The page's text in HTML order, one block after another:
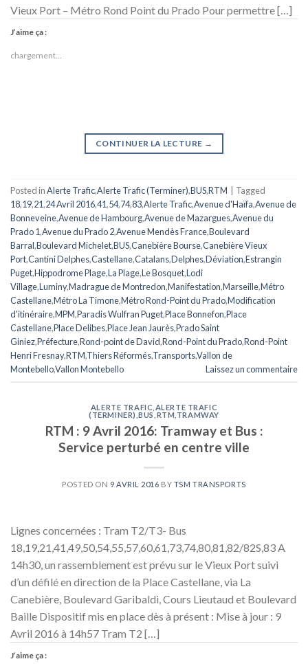
Vieux Port – Métro Rond Point du Prado Pour permettre […]
J’aime ça :
chargement…
CONTINUER LA LECTURE →
Posted inAlerte Trafic,Alerte Trafic (Terminer),BUS,RTM
Tagged
18,19,21,24 Avril 2016,41,54,74,83,Alerte Trafic,Avenue d'Haïfa,Avenue de
Bonneveine,Avenue de Hambourg,Avenue de Mazargues,Avenue du
Prado 1,Avenue du Prado 2,Avenue Mendès France,Boulevard
Barral,Boulevard Michelet,BUS,Canebière Bourse,Canebière Vieux
Port,Cantini Delphes,Castellane,Catalans,Delphes,Déviation,Estrangin
Puget,Hippodrome Plage,La Plage,Le Bosquet,Lodi
Village,Luminy,Madrague de Montredon,Manifestation,Marseille,Métro
Castellane,Métro La Timone,Métro Rond-Point du Prado,Modification
d'itinéraire,MPM,Paradis Wulfran Puget,Place Bonnefon,Place
Castellane,Place Delibes,Place Jean Jaurès,Prado Saint
Giniez,Préfecture,Rond-point de David,Rond-Point du Prado,Rond-Point
Henri Fresnay,RTM,Thiers Réformés,Transports,Vallon de
Montebello,Vallon Montebello Laissez un commentaire
ALERTE TRAFIC ALERTE TRAFIC
(TERMINER) ,BUS RTM TRAMWAY
RTM : 9 Avril 2016: Tramway et Bus :
Service perturbé en centre ville
POSTED ON 9 AVRIL 2016 BY TSM TRANSPORTS
Lignes concernées : Tram T2/T3- Bus
18,19,21,41,49,50,54,55,57,60,61,73,74,80,81,82/82S,83 A
14h30, un rassemblement est prévu sur le Vieux Port suivi
d’un défilé en direction de la Place Castellane, via La
Canebière, Boulevard Garibaldi, Cours Lieutaud et Boulevard
Baille Dispositif mis en place dès à présent : Mise à jour : 9
Avril 2016 à 14h57 Tram T2 […]
J’aime ça :